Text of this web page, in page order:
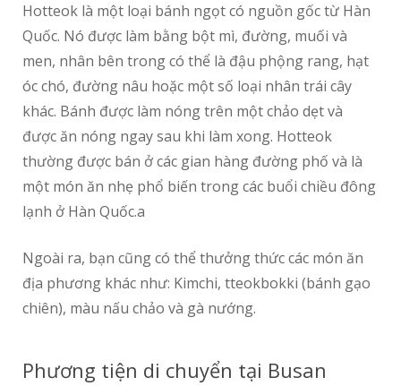
Hotteok là một loại bánh ngọt có nguồn gốc từ Hàn
Quốc. Nó được làm bằng bột mì, đường, muối và
men, nhân bên trong có thể là đậu phộng rang, hạt
óc chó, đường nâu hoặc một số loại nhân trái cây
khác. Bánh được làm nóng trên một chảo dẹt và
được ăn nóng ngay sau khi làm xong. Hotteok
thường được bán ở các gian hàng đường phố và là
một món ăn nhẹ phổ biến trong các buổi chiều đông
lạnh ở Hàn Quốc.a
Ngoài ra, bạn cũng có thể thưởng thức các món ăn
địa phương khác như: Kimchi, tteokbokki (bánh gạo
chiên), màu nấu chảo và gà nướng.
Phương tiện di chuyển tại Busan